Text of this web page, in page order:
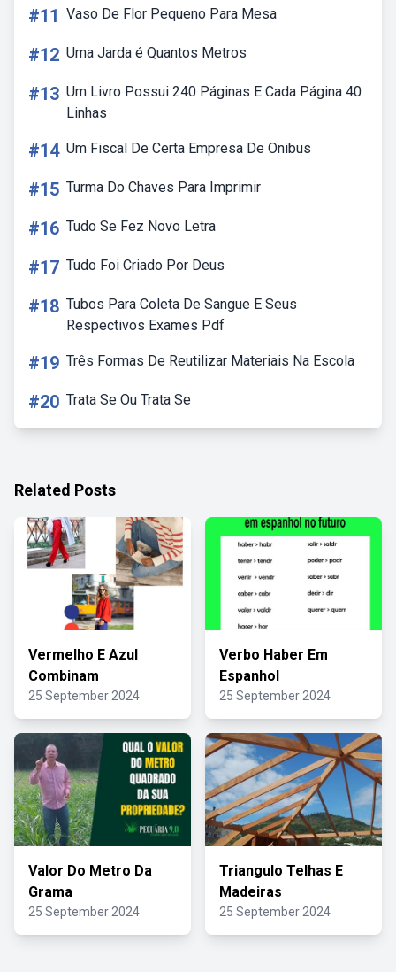
#11 Vaso De Flor Pequeno Para Mesa
#12 Uma Jarda é Quantos Metros
#13 Um Livro Possui 240 Páginas E Cada Página 40
Linhas
#14 Um Fiscal De Certa Empresa De Onibus
#15 Turma Do Chaves Para Imprimir
#16 Tudo Se Fez Novo Letra
#17 Tudo Foi Criado Por Deus
#18 Tubos Para Coleta De Sangue E Seus
Respectivos Exames Pdf
#19 Três Formas De Reutilizar Materiais Na Escola
#20 Trata Se Ou Trata Se
Related Posts
Vermelho E Azul
Combinam
25 September 2024
Verbo Haber Em
Espanhol
25 September 2024
Valor Do Metro Da
Grama
25 September 2024
Triangulo Telhas E
Madeiras
25 September 2024